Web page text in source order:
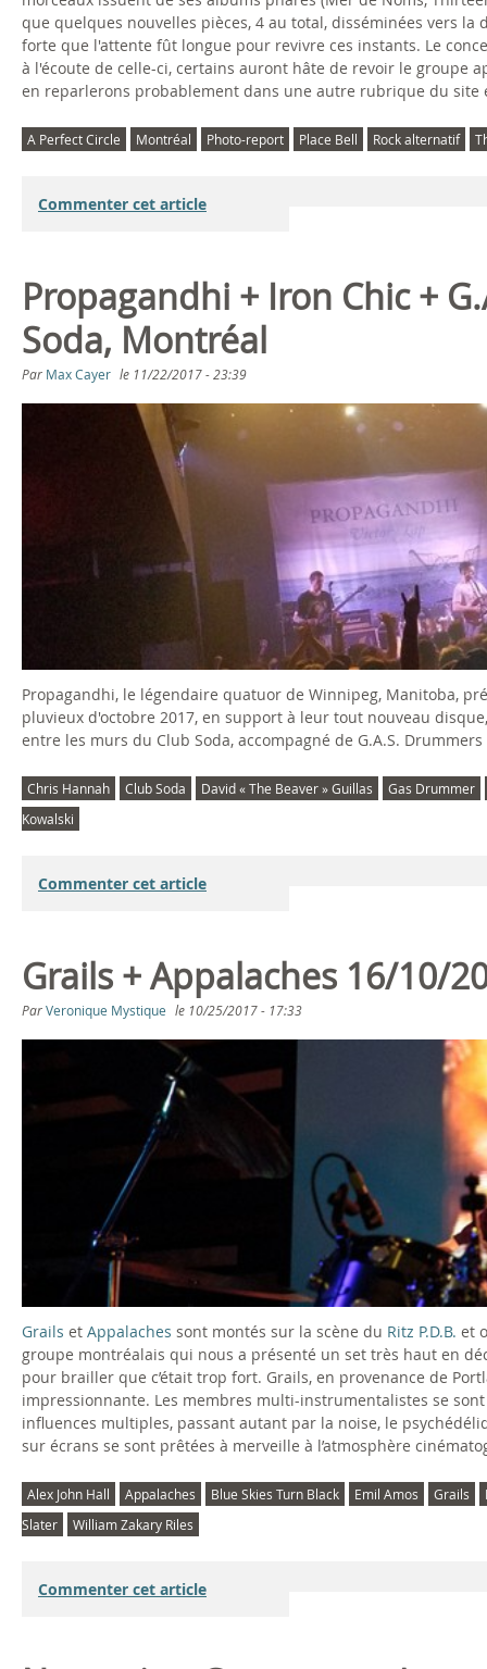
que quelques nouvelles pièces, 4 au total, disséminées vers
forte que l'attente fût longue pour revivre ces instants. Le
à l'écoute de celle-ci, certains auront hâte de revoir le groupe
en reparlerons probablement dans une autre rubrique du site
A Perfect Circle Montréal Photo-report Place Bell Rock alternatif
Commenter cet article
Propagandhi + Iron Chic +
Soda, Montréal
Par Max Cayer le 11/22/2017 - 23:39
Propagandhi, le légendaire quatuor de Winnipeg, Manitoba,
pluvieux d'octobre 2017, en support à leur tout nouveau
entre les murs du Club Soda, accompagné de G.A.S.
Chris Hannah Club Soda David « The Beaver » Guillas
Gas Drummer
Kowalski
Commenter cet article
Grails + Appalaches 16/10/
ParVeronique Mystique le 10/25/2017 - 17:33
Grails et Appalaches sont montés sur la scène du Ritz P.D.B. et
groupe montréalais qui nous a présenté un set très haut en
pour brailler que c’était trop fort. Grails, en provenance de
impressionnante. Les membres multi-instrumentalistes se
influences multiples, passant autant par la noise, le
sur écrans se sont prêtées à merveille à l’atmosphère
Alex John Hall Appalaches Blue Skies Turn Black Emil Amos Grails
Slater
William Zakary Riles
Commenter cet article